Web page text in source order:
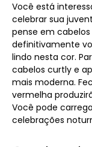
Você está
celebrar sua
pense em cabelos
definitivamente
lindo nesta cor.
cabelos curtly e
mais moderna.
vermelha
Você pode
celebrações